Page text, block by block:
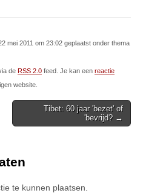
mei 2011 om 23:02 geplaatst onder thema
de RSS 2.0 feed. Je kan een reactie
website.
Tibet: 60 jaar 'bezet' of
'bevrijd? →
te kunnen plaatsen.